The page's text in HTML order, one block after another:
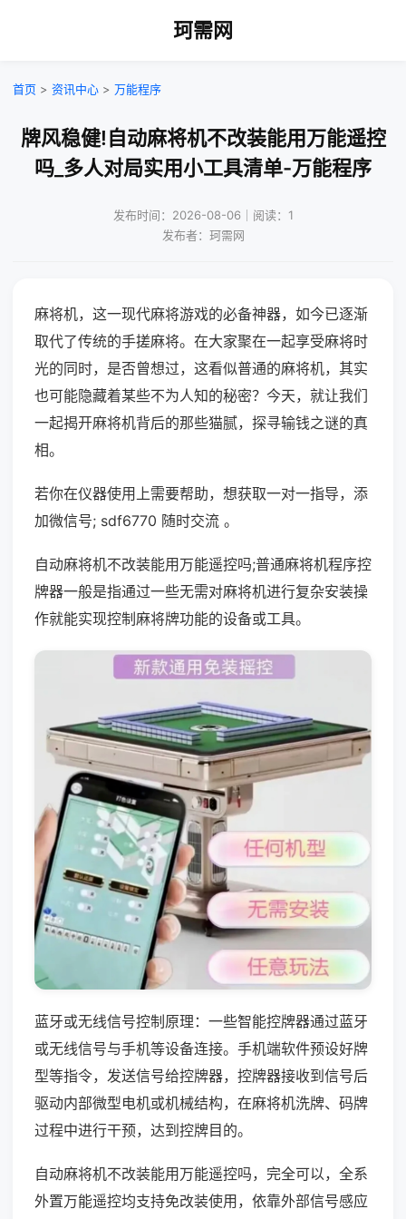
珂需网
首页 > 资讯中心 > 万能程序
牌风稳健!自动麻将机不改装能用万能遥控
吗_多人对局实用小工具清单-万能程序
发布时间：2026-08-06｜阅读：1
发布者：珂需网
麻将机，这一现代麻将游戏的必备神器，如今已逐渐
取代了传统的手搓麻将。在大家聚在一起享受麻将时
光的同时，是否曾想过，这看似普通的麻将机，其实
也可能隐藏着某些不为人知的秘密？今天，就让我们
一起揭开麻将机背后的那些猫腻，探寻输钱之谜的真
相。
若你在仪器使用上需要帮助，想获取一对一指导，添
加微信号; sdf6770 随时交流 。
自动麻将机不改装能用万能遥控吗;普通麻将机程序控
牌器一般是指通过一些无需对麻将机进行复杂安装操
作就能实现控制麻将牌功能的设备或工具。
蓝牙或无线信号控制原理：一些智能控牌器通过蓝牙
或无线信号与手机等设备连接。手机端软件预设好牌
型等指令，发送信号给控牌器，控牌器接收到信号后
驱动内部微型电机或机械结构，在麻将机洗牌、码牌
过程中进行干预，达到控牌目的。
自动麻将机不改装能用万能遥控吗，完全可以，全系
外置万能遥控均支持免改装使用，依靠外部信号感应